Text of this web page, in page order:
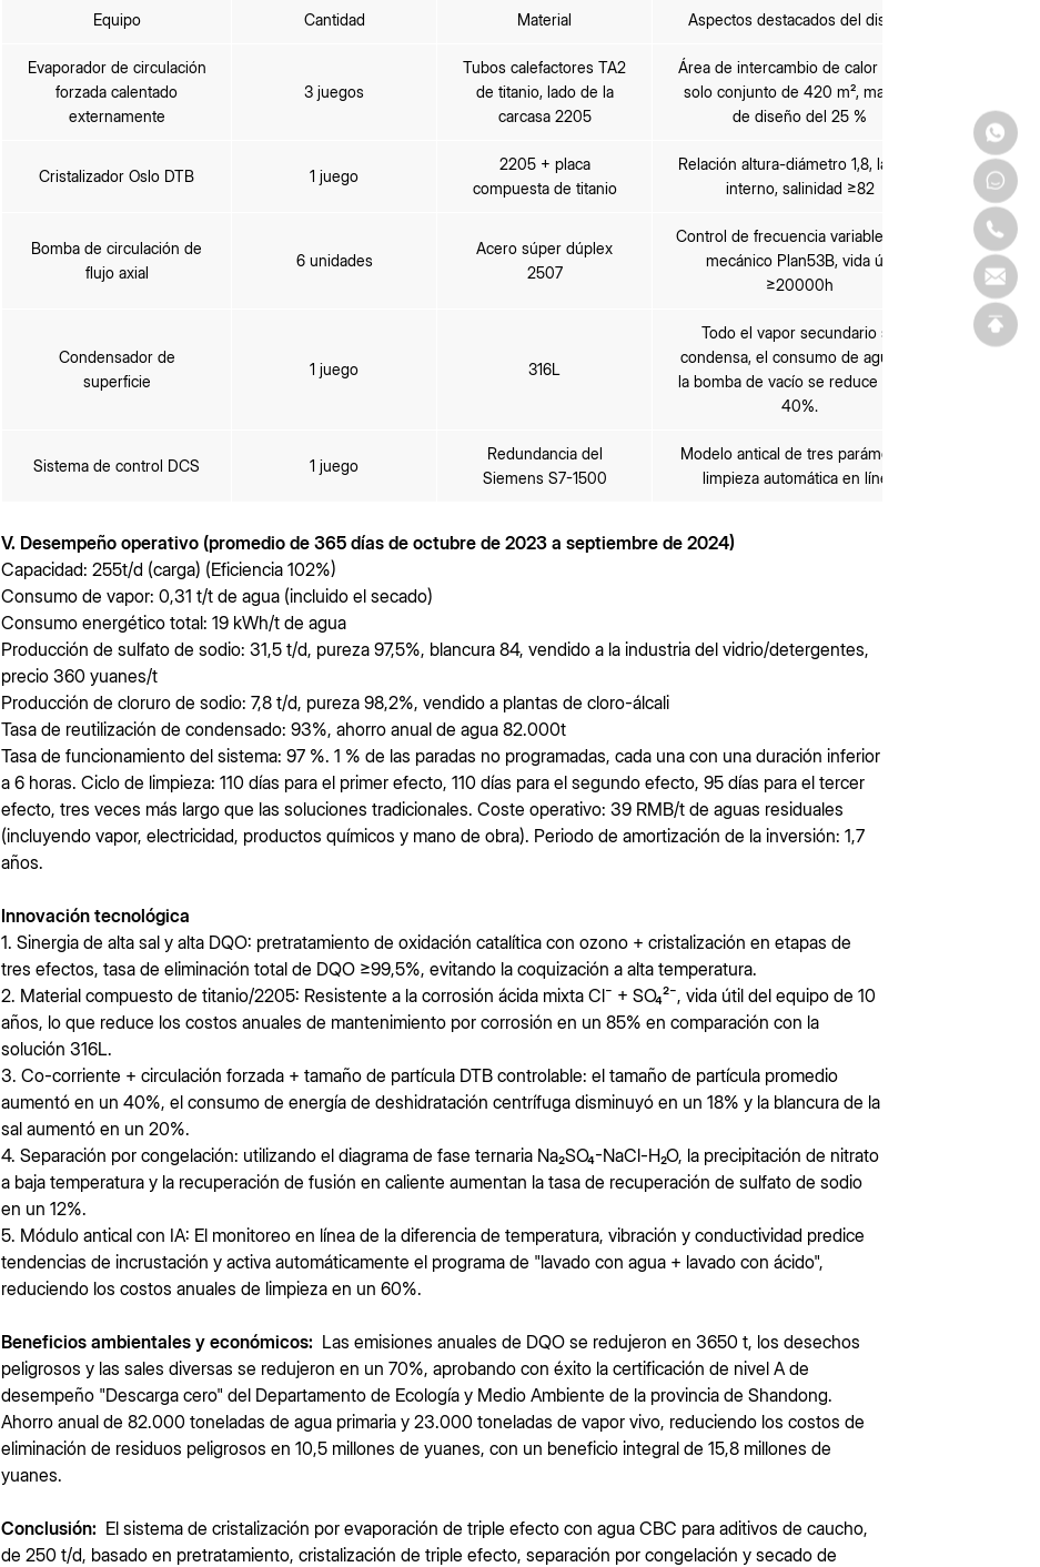
Equipo Cantidad Material Aspectos destacados del diseño
Evaporador de circulación
forzada calentado
externamente
3 juegos
Tubos calefactores TA2
de titanio, lado de la
carcasa 2205
Área de intercambio de calor de un
solo conjunto de 420 m², margen
de diseño del 25 %
Cristalizador Oslo DTB 1 juego
2205 + placa
compuesta de titanio
Relación altura-diámetro 1,8, lavado
interno, salinidad ≥82
Bomba de circulación de
flujo axial
6 unidades
Acero súper dúplex
2507
Control de frecuencia variable, sello
mecánico Plan53B, vida útil
≥20000h
Condensador de
superficie
1 juego 316L
Todo el vapor secundario se
condensa, el consumo de agua de
la bomba de vacío se reduce en un
40%.
Sistema de control DCS 1 juego
Redundancia del
Siemens S7-1500
Modelo antical de tres parámetros,
limpieza automática en línea
V. Desempeño operativo (promedio de 365 días de octubre de 2023 a septiembre de 2024)
Capacidad: 255t/d (carga) (Eficiencia 102%)
Consumo de vapor: 0,31 t/t de agua (incluido el secado)
Consumo energético total: 19 kWh/t de agua
Producción de sulfato de sodio: 31,5 t/d, pureza 97,5%, blancura 84, vendido a la industria del vidrio/detergentes,
precio 360 yuanes/t
Producción de cloruro de sodio: 7,8 t/d, pureza 98,2%, vendido a plantas de cloro-álcali
Tasa de reutilización de condensado: 93%, ahorro anual de agua 82.000t
Tasa de funcionamiento del sistema: 97 %. 1 % de las paradas no programadas, cada una con una duración inferior
a 6 horas. Ciclo de limpieza: 110 días para el primer efecto, 110 días para el segundo efecto, 95 días para el tercer
efecto, tres veces más largo que las soluciones tradicionales. Coste operativo: 39 RMB/t de aguas residuales
(incluyendo vapor, electricidad, productos químicos y mano de obra). Periodo de amortización de la inversión: 1,7
años.
Innovación tecnológica
1. Sinergia de alta sal y alta DQO: pretratamiento de oxidación catalítica con ozono + cristalización en etapas de
tres efectos, tasa de eliminación total de DQO ≥99,5%, evitando la coquización a alta temperatura.
2. Material compuesto de titanio/2205: Resistente a la corrosión ácida mixta Cl⁻ + SO₄²⁻, vida útil del equipo de 10
años, lo que reduce los costos anuales de mantenimiento por corrosión en un 85% en comparación con la
solución 316L.
3. Co-corriente + circulación forzada + tamaño de partícula DTB controlable: el tamaño de partícula promedio
aumentó en un 40%, el consumo de energía de deshidratación centrífuga disminuyó en un 18% y la blancura de la
sal aumentó en un 20%.
4. Separación por congelación: utilizando el diagrama de fase ternaria Na₂SO₄-NaCl-H₂O, la precipitación de nitrato
a baja temperatura y la recuperación de fusión en caliente aumentan la tasa de recuperación de sulfato de sodio
en un 12%.
5. Módulo antical con IA: El monitoreo en línea de la diferencia de temperatura, vibración y conductividad predice
tendencias de incrustación y activa automáticamente el programa de "lavado con agua + lavado con ácido",
reduciendo los costos anuales de limpieza en un 60%.
Beneficios ambientales y económicos: Las emisiones anuales de DQO se redujeron en 3650 t, los desechos
peligrosos y las sales diversas se redujeron en un 70%, aprobando con éxito la certificación de nivel A de
desempeño "Descarga cero" del Departamento de Ecología y Medio Ambiente de la provincia de Shandong.
Ahorro anual de 82.000 toneladas de agua primaria y 23.000 toneladas de vapor vivo, reduciendo los costos de
eliminación de residuos peligrosos en 10,5 millones de yuanes, con un beneficio integral de 15,8 millones de
yuanes.
Conclusión: El sistema de cristalización por evaporación de triple efecto con agua CBC para aditivos de caucho,
de 250 t/d, basado en pretratamiento, cristalización de triple efecto, separación por congelación y secado de